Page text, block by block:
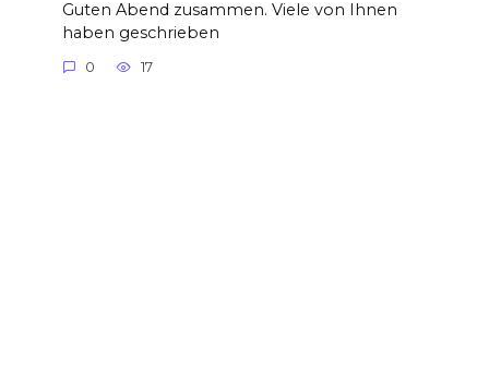
Guten Abend zusammen. Viele von Ihnen
haben geschrieben
0 17